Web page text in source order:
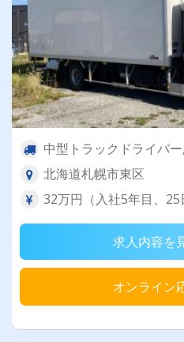
中型トラックドライバ
北海道札幌市東区
32万円（入社5年目、25
求人内容を
オンライン